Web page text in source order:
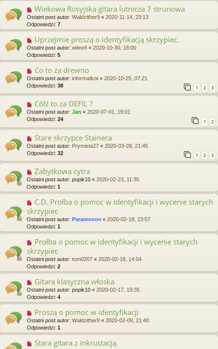
Wiekowa Rosyjska gitara lutnicza 7 strunowa
Ostatni post autor: Waldzither9 « 2020-11-14, 23:13
Odpowiedzi: 7
Uprzejmie proszą o identyfikacją skrzypiec.
Ostatni post autor: witex6 « 2020-10-30, 18:00
Odpowiedzi: 5
Co to za drewno
Ostatni post autor: informatkot « 2020-10-25, 07:21
Odpowiedzi: 38 1 2 3
Cółź to za DEFIL ?
Ostatni post autor: Jan « 2020-07-01, 19:01
Odpowiedzi: 24 1 2
Stare skrzypce Stainera
Ostatni post autor: Prymista27 « 2020-03-28, 21:45
Odpowiedzi: 32 1 2 3
Zabytkowa cytra
Ostatni post autor: popik10 « 2020-02-23, 11:35
Odpowiedzi: 1
C.D. Prołba o pomoc w identyfikacji i wycenie starych
skrzypiec
Ostatni post autor: Paramonov « 2020-02-18, 23:57
Odpowiedzi: 1
Prołba o pomoc w identyfikacji i wycenie starych
skrzypiec
Ostatni post autor: tom0207 « 2020-02-18, 14:04
Odpowiedzi: 2
Gitara klasyczna włoska
Ostatni post autor: popik10 « 2020-02-17, 19:35
Odpowiedzi: 4
Proszą o pomoc w identyfikacji
Ostatni post autor: Waldzither9 « 2020-02-09, 21:40
Odpowiedzi: 1
Stara gitara z inkrustacją.